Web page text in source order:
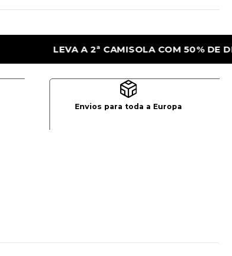
DE DESCONTO LEVA A 2ª
Envios para toda a Europa